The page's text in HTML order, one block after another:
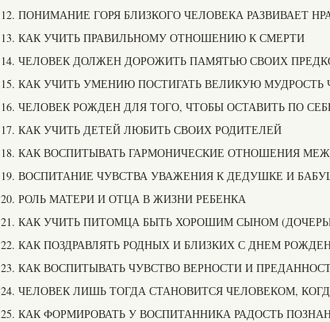
12. ПОНИМАНИЕ ГОРЯ БЛИЗКОГО ЧЕЛОВЕКА РАЗВИВАЕТ
13. КАК УЧИТЬ ПРАВИЛЬНОМУ ОТНОШЕНИЮ К СМЕРТИ
14. ЧЕЛОВЕК ДОЛЖЕН ДОРОЖИТЬ ПАМЯТЬЮ СВОИХ
15. КАК УЧИТЬ УМЕНИЮ ПОСТИГАТЬ ВЕЛИКУЮ МУДРОСТЬ
16. ЧЕЛОВЕК РОЖДЕН ДЛЯ ТОГО, ЧТОБЫ ОСТАВИТЬ ПО
17. КАК УЧИТЬ ДЕТЕЙ ЛЮБИТЬ СВОИХ РОДИТЕЛЕЙ
18. КАК ВОСПИТЫВАТЬ ГАРМОНИЧЕСКИЕ ОТНОШЕНИЯ
19. ВОСПИТАНИЕ ЧУВСТВА УВАЖЕНИЯ К ДЕДУШКЕ И
20. РОЛЬ МАТЕРИ И ОТЦА В ЖИЗНИ РЕБЕНКА
21. КАК УЧИТЬ ПИТОМЦА БЫТЬ ХОРОШИМ СЫНОМ
22. КАК ПОЗДРАВЛЯТЬ РОДНЫХ И БЛИЗКИХ С ДНЕМ
23. КАК ВОСПИТЫВАТЬ ЧУВСТВО ВЕРНОСТИ И
24. ЧЕЛОВЕК ЛИШЬ ТОГДА СТАНОВИТСЯ ЧЕЛОВЕКОМ,
25. КАК ФОРМИРОВАТЬ У ВОСПИТАННИКА РАДОСТЬ